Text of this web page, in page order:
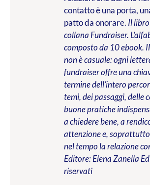
contatto è una porta,
patto da onorare. Il
collana Fundraiser.
composto da 10 ebook.
non è casuale: ogni
fundraiser offre una
termine dell’intero
temi, dei passaggi, delle
buone pratiche
a chiedere bene, a
attenzione e,
nel tempo la relazione
Editore: Elena Zanella
riservati